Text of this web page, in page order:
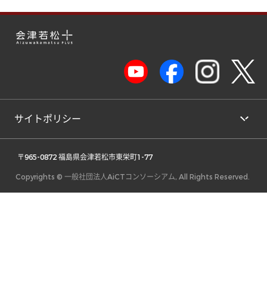
サイトポリシー
〒965-0872 福島県会津若松市東栄町1-77
Copyrights © 一般社団法人AiCTコンソーシアム, All Rights Reserved.